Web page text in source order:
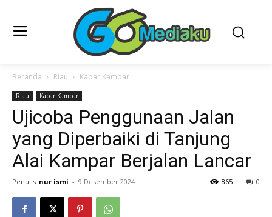
Beranda Riau Kabar Kampar
Riau Kabar Kampar
Ujicoba Penggunaan Jalan
yang Diperbaiki di Tanjung
Alai Kampar Berjalan Lancar
Penulis nur ismi - 9 Desember 2024 0
865